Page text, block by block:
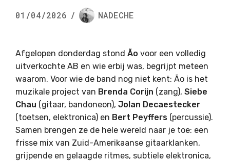
01/04/2026 / NADECHE
Afgelopen donderdag stond Ão voor een volledig
uitverkochte AB en wie erbij was, begrijpt meteen
waarom. Voor wie de band nog niet kent: Ão is het
muzikale project van Brenda Corijn (zang), Siebe
Chau (gitaar, bandoneon), Jolan Decaestecker
(toetsen, elektronica) en Bert Peyffers (percussie).
Samen brengen ze de hele wereld naar je toe: een
frisse mix van Zuid-Amerikaanse gitaarklanken,
grijpende en gelaagde ritmes, subtiele elektronica,